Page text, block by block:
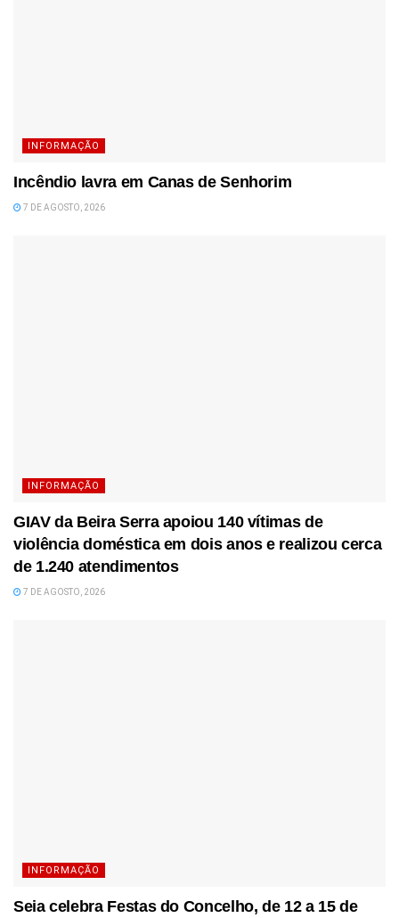
INFORMAÇÃO
Incêndio lavra em Canas de Senhorim
7 DE AGOSTO, 2026
INFORMAÇÃO
GIAV da Beira Serra apoiou 140 vítimas de
violência doméstica em dois anos e realizou cerca
de 1.240 atendimentos
7 DE AGOSTO, 2026
INFORMAÇÃO
Seia celebra Festas do Concelho, de 12 a 15 de